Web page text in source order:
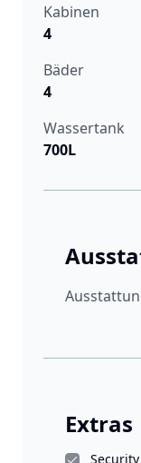
Kabinen
4
Bäder
4
Wassertank
700L
Extras